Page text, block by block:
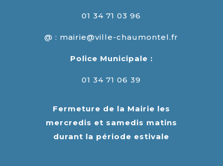
01 34 71 03 96
@ : mairie@ville-chaumontel.fr
Police Municipale :
01 34 71 06 39
Fermeture de la Mairie les
mercredis et samedis matins
durant la période estivale